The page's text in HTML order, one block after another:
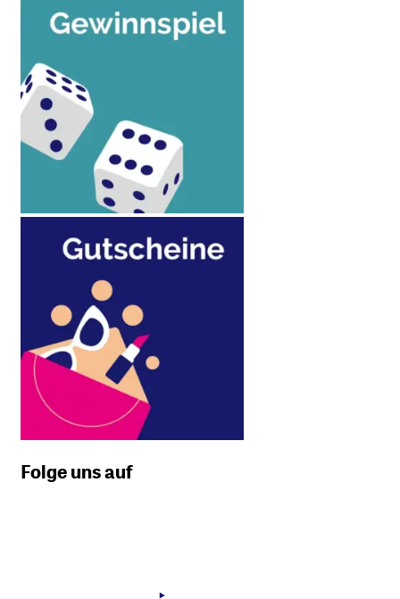
Folge uns auf